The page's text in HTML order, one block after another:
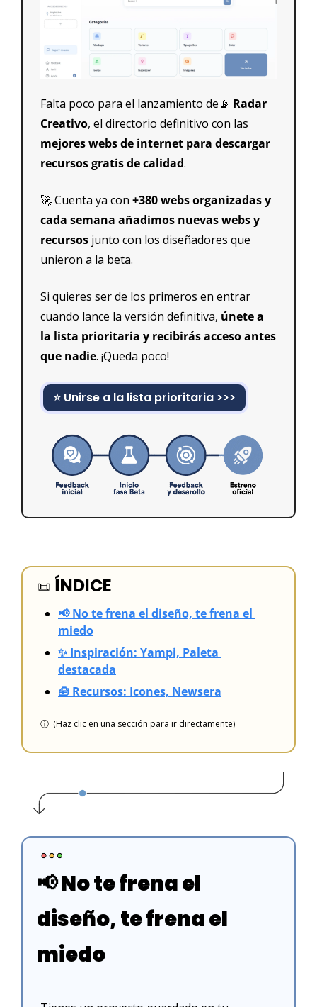
Falta poco para el lanzamiento de📡 Radar
Creativo
mejores webs de internet para descargar
recursos gratis de calidad.
🚀 Cuenta ya con +380 webs organizadas y
cada semana añadimos nuevas webs y
recursos junto con los diseñadores que
unieron a la beta.
Si quieres ser de los primeros en entrar
cuando lance la versión definitiva, únete a
la lista prioritaria y recibirás acceso antes
que nadie. ¡Queda poco!
⭐ Unirse a la lista prioritaria >>>
📜 ÍNDICE
📢 No te frena el diseño, te frena el
miedo
✨ Inspiración: Yampi, Paleta
destacada
🧰 Recursos: Icones, Newsera
ⓘ  (Haz clic en una sección para ir directamente)
📢 No te frena el
diseño, te frena el
miedo